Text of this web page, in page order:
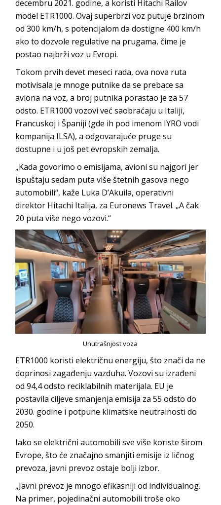
decembru 2021. godine, a koristi Hitachi Railov
model ETR1000. Ovaj superbrzi voz putuje brzinom
od 300 km/h, s potencijalom da dostigne 400 km/h
ako to dozvole regulative na prugama, čime je
postao najbrži voz u Evropi.
Tokom prvih devet meseci rada, ova nova ruta
motivisala je mnoge putnike da se prebace sa
aviona na voz, a broj putnika porastao je za 57
odsto. ETR1000 vozovi već saobraćaju u Italiji,
Francuskoj i Španiji (gde ih pod imenom IYRO vodi
kompanija ILSA), a odgovarajuće pruge su
dostupne i u još pet evropskih zemalja.
„Kada govorimo o emisijama, avioni su najgori jer
ispuštaju sedam puta više štetnih gasova nego
automobili“, kaže Luka D’Akuila, operativni
direktor Hitachi Italija, za Euronews Travel. „A čak
20 puta više nego vozovi.“
Unutrašnjost voza
ETR1000 koristi električnu energiju, što znači da ne
doprinosi zagađenju vazduha. Vozovi su izrađeni
od 94,4 odsto reciklabilnih materijala. EU je
postavila ciljeve smanjenja emisija za 55 odsto do
2030. godine i potpune klimatske neutralnosti do
2050.
Iako se električni automobili sve više koriste širom
Evrope, što će značajno smanjiti emisije iz ličnog
prevoza, javni prevoz ostaje bolji izbor.
„Javni prevoz je mnogo efikasniji od individualnog.
Na primer, pojedinačni automobili troše oko